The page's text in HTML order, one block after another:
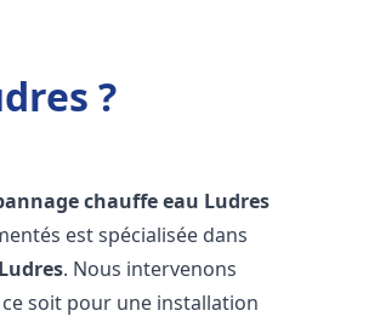
?
chauffe eau Ludres
est spécialisée dans
Ludres. Nous intervenons
soit pour une installation